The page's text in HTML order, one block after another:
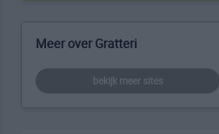
Meer over Gratteri
bekijk meer sites